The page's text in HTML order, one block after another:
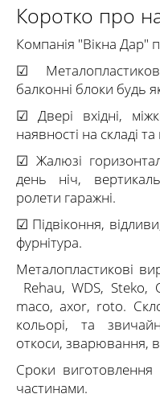
Коротко про
Компанія "Вікна Дар"
☑
балконні блоки будь
☑ Двері вхідні,
наявності на складі
☑ Жалюзі
день ніч,
ролети гаражні.
☑ Підвіконня,
фурнітура.
Металопластикові
Rehau, WDS, Steko,
maco, axor, roto.
кольорі, та
откоси, зварювання,
Сроки
частинами.